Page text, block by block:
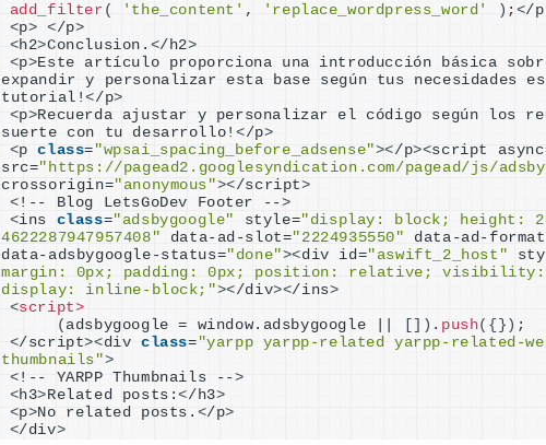
add_filter ( 'the_content' , 'replace_wordpress_word' ) ; </
<p> </p>
<h2>Conclusion. </h2>
<p>Este artículo proporciona una introducción básica
expandir y personalizar esta base según tus necesidades
tutorial!</p>
<p>Recuerda ajustar y personalizar el código según los
suerte con tu desarrollo! </p>
<p class= "wpsai_spacing_before_adsense"></p><script
src="https://pagead2.googlesyndication.com/pagead/js/
crossorigin="anonymous"></script>
< !-- Blog LetsGoDev Footer -->
<ins class="adsbygoogle" style="display: block; height:
4622287947957408" data-ad-slot="2224935550" data-ad-
data-adsbygoogle-status="done"><div id="aswift_2_host"
margin: 0px; padding: 0px; position: relative; visibility:
display: inline-block;"></div></ins>
<script>
( adsbygoogle = window.adsbygoogle || []) . push({}) ;
</script><div class= "yarpp yarpp-related yarpp-related-
thumbnails">
< !-- YARPP Thumbnails -->
<h3>Related posts:</h3>
<p>No related posts. </p>
</div>